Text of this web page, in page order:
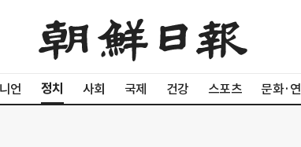
언 정치 사회 국제 건강 스포츠 문화·